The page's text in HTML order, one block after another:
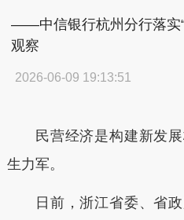
——中信银行杭州分行落实
观察
2026-06-09 19:13:51
民营经济是构建新发
生力军。
日前，浙江省委、省